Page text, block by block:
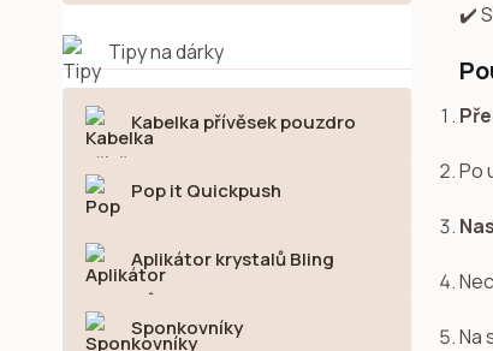
Tipy na dárky
Kabelka přívěsek pouzdro
Pop it Quickpush
Aplikátor krystalů Bling
Sponkovníky
✔️
Po
Na